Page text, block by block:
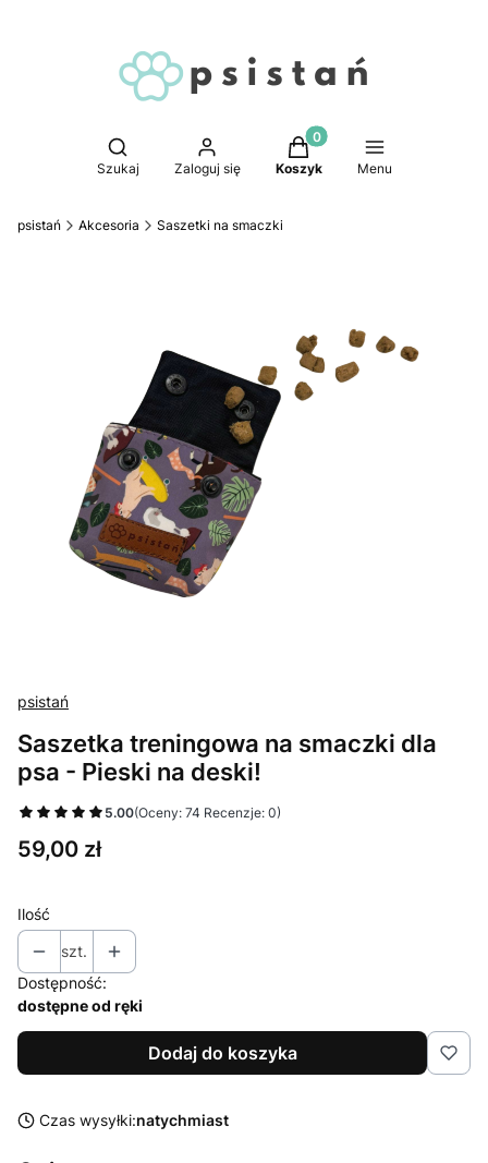
Otwórz wyszukiwarkę
Szukaj Zaloguj się
Produkty w koszyku: 0.
Koszyk Menu
psistań Akcesoria Saszetki na smaczki
psistań
Saszetka treningowa na smaczki dla
psa - Pieski na deski!
5.00(Oceny: 74 Recenzje: 0)
Cena
59,00 zł
Ilość
szt.
Dostępność:
dostępne od ręki
Dodaj do koszyka
Czas wysyłki:natychmiast